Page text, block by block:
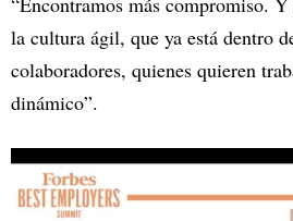
la cultura ágil, que ya está dentro
colaboradores, quienes quieren
dinámico”.